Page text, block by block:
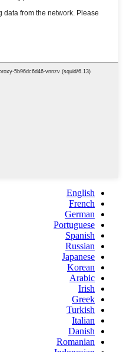
English
French
German
Portuguese
Spanish
Russian
Japanese
Korean
Arabic
Irish
Greek
Turkish
Italian
Danish
Romanian